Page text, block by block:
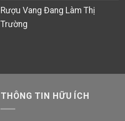
Rượu Vang Đang Làm Thị
Trường
THÔNG TIN HỮU ÍCH